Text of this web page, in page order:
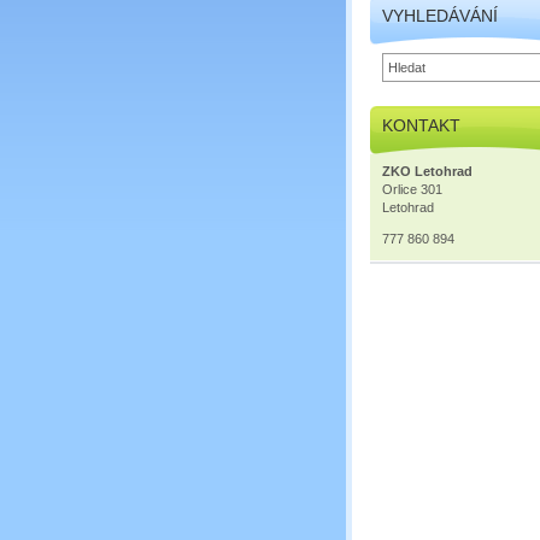
VYHLEDÁVÁNÍ
KONTAKT
ZKO Letohrad
Orlice 301
Letohrad
777 860 894